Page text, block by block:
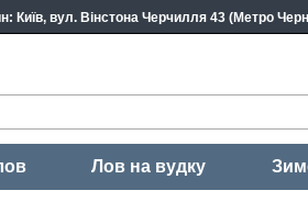
Київ, вул. Вінстона Черчилля 43 (Метро
Лов на вудку